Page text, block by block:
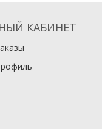
КАБИНЕТ